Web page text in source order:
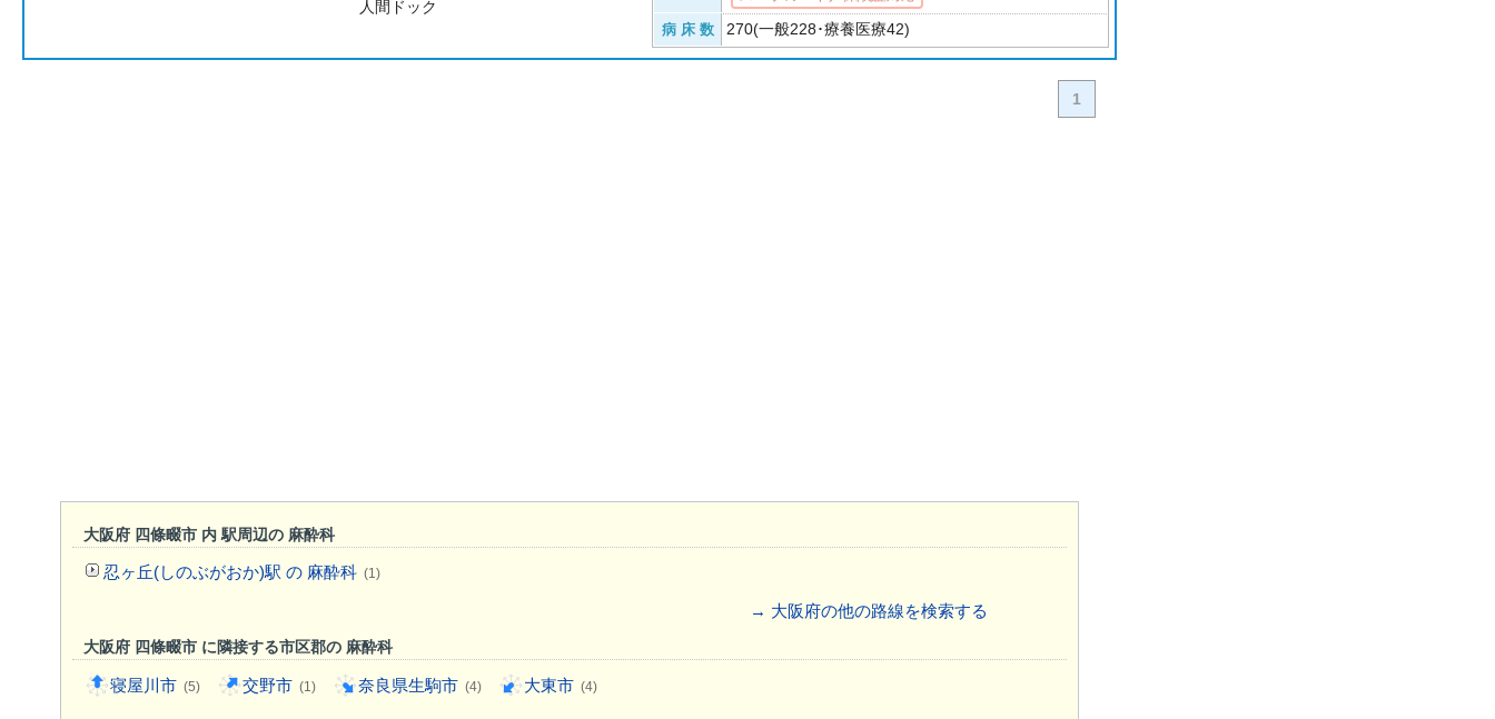
人間ドック
病 床 数 270(一般228･療養医療42)
1
大阪府 四條畷市 内 駅周辺の 麻酔科
忍ヶ丘(しのぶがおか)駅 の 麻酔科 (1)
→ 大阪府の他の路線を検索する
大阪府 四條畷市 に隣接する市区郡の 麻酔科
寝屋川市 (5) 交野市 (1) 奈良県生駒市 (4) 大東市 (4)